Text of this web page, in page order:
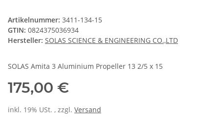
Artikelnummer: 3411-134-15
GTIN: 0824375036934
Hersteller: SOLAS SCIENCE & ENGINEERING CO.,LTD
SOLAS Amita 3 Aluminium Propeller 13 2/5 x 15
175,00 €
inkl. 19% USt. , zzgl. Versand